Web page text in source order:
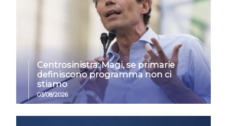
Centrosinistra: Magi, se primarie
definiscono programma non ci
stiamo
03/08/2026